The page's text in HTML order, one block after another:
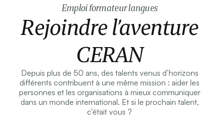
Emploi formateur langues
Rejoindre l’aventure
CERAN
Depuis plus de 50 ans, des talents venus d’horizons
différents contribuent à une même mission : aider les
personnes et les organisations à mieux communiquer
dans un monde international. Et si le prochain talent,
c’était vous ?